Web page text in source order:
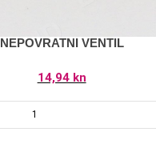
NEPOVRATNI VENTIL
14,94 kn